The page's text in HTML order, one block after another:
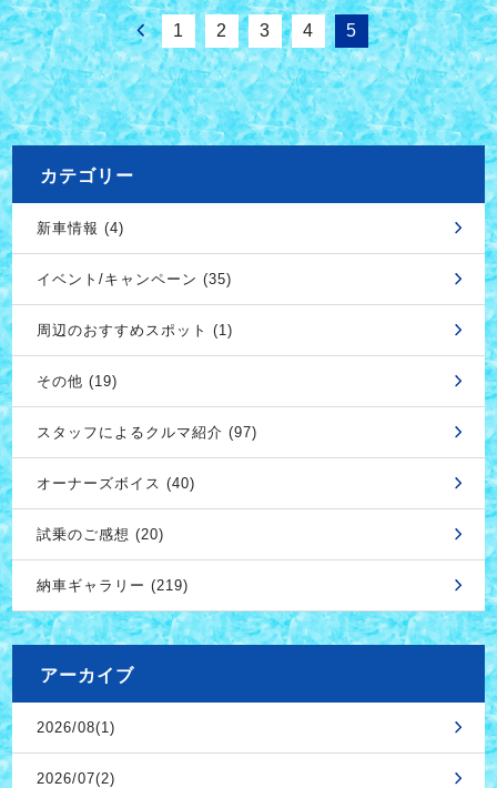
1 2 3 4 5
カテゴリー
新車情報 (4)
イベント/キャンペーン (35)
周辺のおすすめスポット (1)
その他 (19)
スタッフによるクルマ紹介 (97)
オーナーズボイス (40)
試乗のご感想 (20)
納車ギャラリー (219)
アーカイブ
2026/08(1)
2026/07(2)